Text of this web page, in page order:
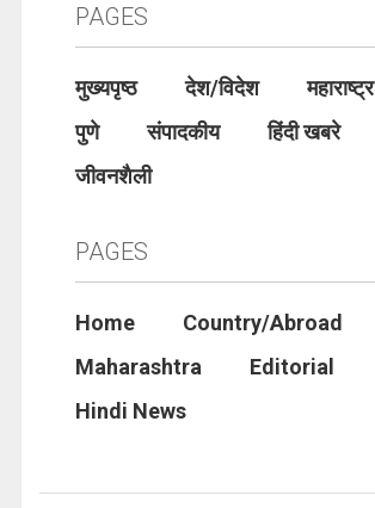
PAGES
मुख्यपृष्ठ देश/विदेश
महाराष्ट्र
पुणे
संपादकीय
हिंदी खबरे
जीवनशैली
PAGES
Home
Country/Abroad
Maharashtra
Editorial
Hindi News